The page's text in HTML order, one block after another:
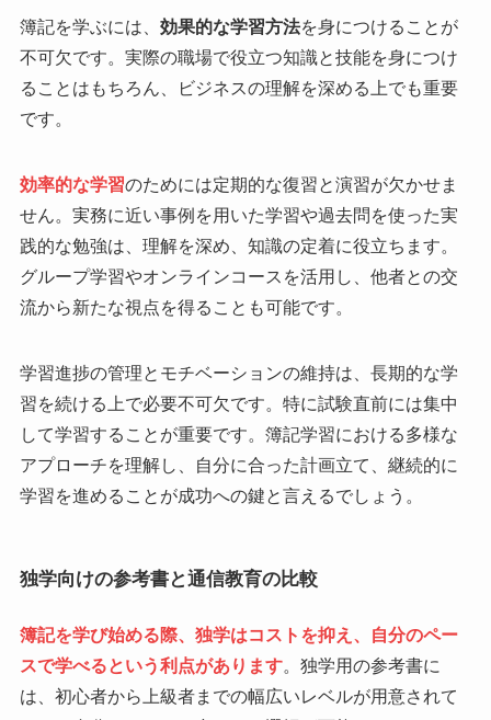
簿記を学ぶには、 効果的な学習方法を身につけることが
不可欠です。実際の職場で役立つ知識と技能を身につけ
ることはもちろん、ビジネスの理解を深める上でも重要
です。
効率的な学習のためには定期的な復習と演習が欠かせま
せん。実務に近い事例を用いた学習や過去問を使った実
践的な勉強は、理解を深め、知識の定着に役立ちます。
グループ学習やオンラインコースを活用し、他者との交
流から新たな視点を得ることも可能です。
学習進捗の管理とモチベーションの維持は、長期的な学
習を続ける上で必要不可欠です。特に試験直前には集中
して学習することが重要です。簿記学習における多様な
アプローチを理解し、自分に合った計画立て、継続的に
学習を進めることが成功への鍵と言えるでしょう。
独学向けの参考書と通信教育の比較
簿記を学び始める際、独学はコストを抑え、自分のペー
スで学べるという利点があります。独学用の参考書に
は、初心者から上級者までの幅広いレベルが用意されて